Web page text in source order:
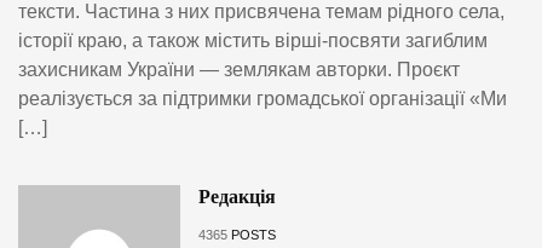
тексти. Частина з них присвячена темам рідного села,
історії краю, а також містить вірші-посвяти загиблим
захисникам України — землякам авторки. Проєкт
реалізується за підтримки громадської організації «Ми
[…]
Редакція
4365 POSTS